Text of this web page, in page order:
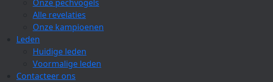
Onze pechvogels
Alle revelaties
Onze kampioenen
Leden
Huidige leden
Voormalige leden
Contacteer ons